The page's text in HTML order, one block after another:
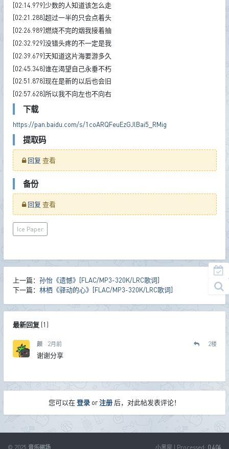
[02:14.979]少数的人知道该怎么走
[02:21.288]超过一半的只会点着头
[02:26.989]燃烧不完的烟我接着抽
[02:32.929]没错头疼的不一定是我
[02:39.679]天知道这片海要游多久
[02:45.348]谁在渴望自己永垂不朽
[02:51.878]现在是新的以后也会旧
[02:57.628]所以我不向左也不向右
下载
https://pan.baidu.com/s/1coARQFeuEzGJlBai5_RMig
提取码
回复 查看
备份
回复 查看
Ice Paper
上一篇： 孙怡《遗憾》[FLAC/MP3-320K/LRC歌词]
下一篇： 林栖《驿动的心》[FLAC/MP3-320K/LRC歌词]
最新回复(1 )
颜 2月前 2楼
谢谢分享
您可以在登录 or注册 后，对此帖发表评论！
© 2025 音乐磁场 小黑屋 | Processed: 0.404